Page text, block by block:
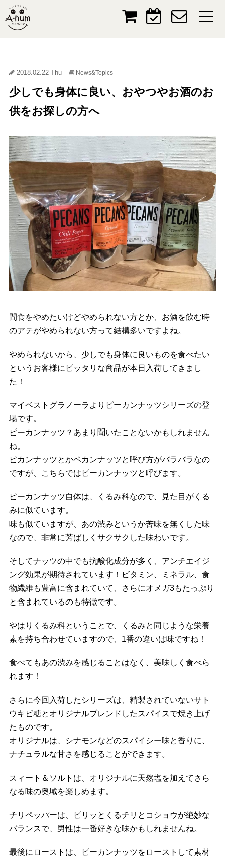
2018.02.22 Thu News&Topics
少しでも身体に良い、おやつやお酒のお
供をお探しの方へ
間食をやめたいけどやめられない方とか、お酒を飲む時
のアテがやめられない方って結構多いですよね。
やめられないから、少しでも身体に良いものを食べたい
というお客様にピッタリな商品が本日入荷してきまし
た！
マイベストグラノーラよりピーカンナッツシリーズの登
場です。
ピーカンナッツ？あまり聞いたことないかもしれません
ね。
ピカンナッツとかペカンナッツと呼び方がバラバラなの
ですが、こちらではピーカンナッツと呼びます。
ピーカンナッツ自体は、くるみ科なので、見た目がくる
みに似ています。
味も似ていますが、あの渋みというか苦味を無くした味
なので、非常に芳ばしくサクサクした味わいです。
そしてナッツの中でも抗酸化成分が多く、アンチエイジ
ング効果が期待されています！ビタミン、ミネラル、食
物繊維も豊富に含まれていて、さらにオメガ3もたっぷり
と含まれているのも特徴です。
やはりくるみ科ということで、くるみと同じような栄養
素を持ち合わせていますので、1番の違いは味ですね！
食べてもあの渋みを感じることはなく、美味しく食べら
れます！
さらに今回入荷したシリーズは、精製されていないサト
ウキビ糖とオリジナルブレンドしたスパイスで焼き上げ
たものです。
オリジナルは、シナモンなどのスパイシー味と香りに、
ナチュラルな甘さを感じることができます。
スィート＆ソルトは、オリジナルに天然塩を加えてさら
なる味の奥域を楽しめます。
チリペッパーは、ピリッとくるチリとコショウが絶妙な
バランスで、男性は一番好きな味かもしれませんね。
最後にローストは、ピーカンナッツをローストして素材